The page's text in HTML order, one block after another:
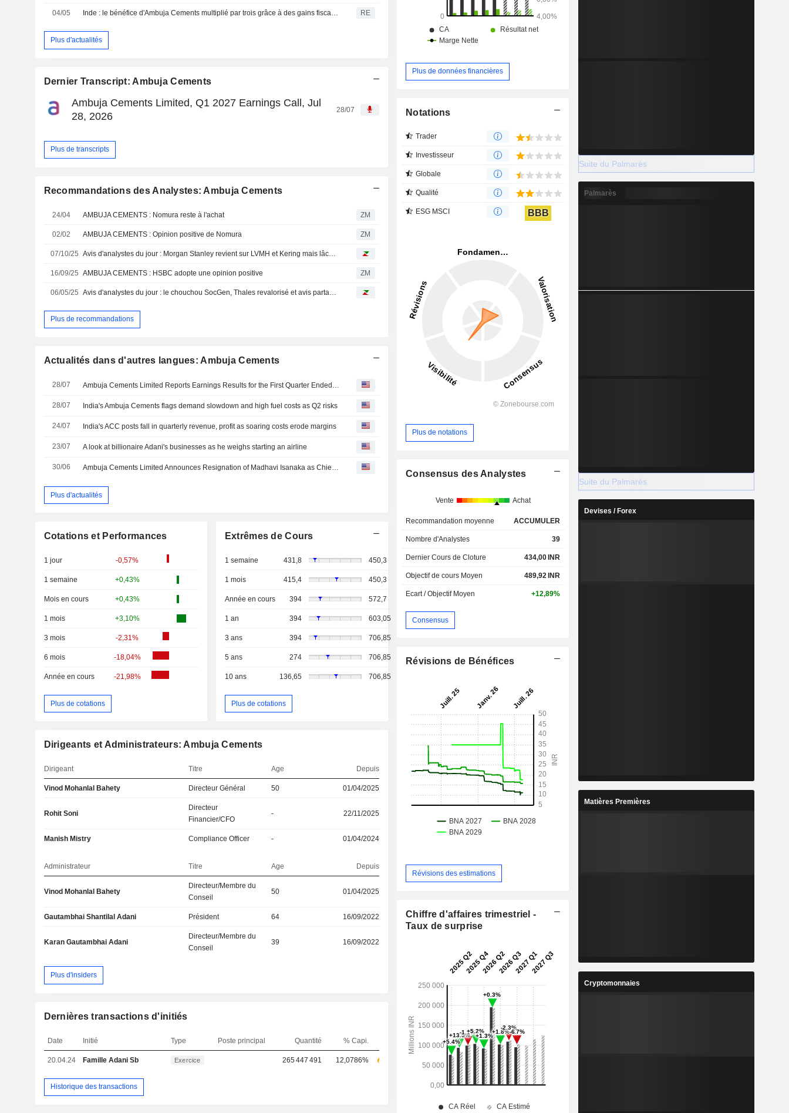
04/05 Inde : le bénéfice d'Ambuja Cements multiplié par trois grâce à des gains fiscaux et des volumes records RE
Plus d'actualités
Dernier Transcript: Ambuja Cements
Ambuja Cements Limited, Q1 2027 Earnings Call, Jul
28, 2026
28/07
Plus de transcripts
Recommandations des Analystes: Ambuja Cements
24/04 AMBUJA CEMENTS : Nomura reste à l'achat ZM
02/02 AMBUJA CEMENTS : Opinion positive de Nomura ZM
07/10/25
16/09/25 AMBUJA CEMENTS : HSBC adopte une opinion positive ZM
06/05/25
Plus de recommandations
Actualités dans d'autres langues: Ambuja Cements
28/07 Ambuja Cements Limited Reports Earnings Results for the First Quarter Ended June 30, 2026
28/07 India's Ambuja Cements flags demand slowdown and high fuel costs as Q2 risks
24/07 India's ACC posts fall in quarterly revenue, profit as soaring costs erode margins
23/07 A look at billionaire Adani's businesses as he weighs starting an airline
30/06 Ambuja Cements Limited Announces Resignation of Madhavi Isanaka as Chief Digital Officer, Effective June 30, 2026
Plus d'actualités
Cotations et Performances
1 jour -0,57%
1 semaine +0,43%
Mois en cours +0,43%
1 mois +3,10%
3 mois -2,31%
6 mois -18,04%
Année en cours -21,98%
Plus de cotations
Extrêmes de Cours
1 semaine 431,8 450,3
1 mois 415,4 450,3
Année en cours 394 572,7
1 an 394 603,05
3 ans 394 706,85
5 ans 274 706,85
10 ans 136,65 706,85
Plus de cotations
Dirigeants et Administrateurs: Ambuja Cements
Dirigeant Titre Age Depuis
Vinod Mohanlal Bahety Directeur Général 50 01/04/2025
Rohit Soni
Directeur
Financier/CFO
- 22/11/2025
Manish Mistry Compliance Officer - 01/04/2024
Administrateur Titre Age Depuis
Vinod Mohanlal Bahety
Directeur/Membre du
Conseil
50 01/04/2025
Gautambhai Shantilal Adani Président 64 16/09/2022
Karan Gautambhai Adani
Directeur/Membre du
Conseil
39 16/09/2022
Plus d'insiders
Dernières transactions d'initiés
Date Initié Type Poste principal Quantité % Capi.
20.04.24 Famille Adani Sb Exercice 265 447 491 12,0786%
Historique des transactions
Plus de données financières
Notations
Trader
Investisseur
Globale
Qualité
ESG MSCI BBB
Plus de notations
Consensus des Analystes
Vente Achat
Recommandation moyenne ACCUMULER
Nombre d'Analystes 39
Dernier Cours de Cloture 434,00 INR
Objectif de cours Moyen 489,92 INR
Ecart / Objectif Moyen +12,89%
Consensus
Révisions de Bénéfices
Révisions des estimations
Chiffre d'affaires trimestriel -
Taux de surprise
Suite du Palmarès
Palmarès
Suite du Palmarès
Devises / Forex
Matières Premières
Cryptomonnaies